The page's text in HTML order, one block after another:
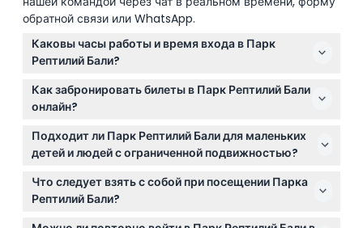
обратной связи или WhatsApp.
Каковы часы работы и время входа в Парк
Рептилий Бали?
Парк открыт ежедневно с 9:00 до 17:00, последний
вход в 16:00 (возможны изменения — пожалуйста,
уточняйте при бронировании).
Как забронировать билеты в Парк Рептилий Бали
онлайн?
Вы можете легко забронировать билеты в Парк
Рептилий Бали прямо здесь, на этом сайте,
гарантируя проход без очереди и выбранную вами
дату посещения.
Подходит ли Парк Рептилий Бали для маленьких
детей и людей с ограниченной подвижностью?
Да! Дети в возрасте 0-1 года проходят бесплатно, а
парк оборудован для прогулочных колясок и
инвалидных колясок, чтобы все могли насладиться
Что следует взять с собой при посещении Парка
Рептилий Бали?
Возьмите удобную обувь и камеру для фотографий;